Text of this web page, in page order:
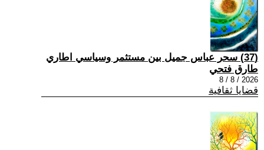
(37) سحر عباس جميل بين مستثمر وسياسي اطاري
طارق فتحي
2026 / 8 / 8
قضايا ثقافية